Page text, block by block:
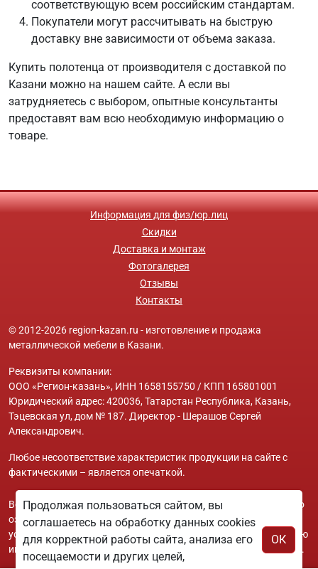
соответствующую всем российским стандартам.
Покупатели могут рассчитывать на быструю
доставку вне зависимости от объема заказа.
Купить полотенца от производителя с доставкой по
Казани можно на нашем сайте. А если вы
затрудняетесь с выбором, опытные консультанты
предоставят вам всю необходимую информацию о
товаре.
Информация для физ/юр.лиц
Скидки
Доставка и монтаж
Фотогалерея
Отзывы
Контакты
© 2012-2026 region-kazan.ru - изготовление и продажа
металлической мебели в Казани.
Реквизиты компании:
ООО «Регион-казань», ИНН 1658155750 / КПП 165801001
Юридический адрес: 420036, Татарстан Республика, Казань,
Тэцевская ул, дом № 187. Директор - Шерашов Сергей
Александрович.
Любое несоответствие характеристик продукции на сайте с
фактическими – является опечаткой.
Вся информация на сайте region-kazan.ru носит исключительно
ознакомительный и справочный характер и ни при каких
условиях не является публичной офертой. Всю дополнительную
информацию можно узнать по телефонам указанным на сайте.
Продолжая пользоваться сайтом, вы
соглашаетесь на обработку данных cookies
для корректной работы сайта, анализа его
посещаемости и других целей,
ОК